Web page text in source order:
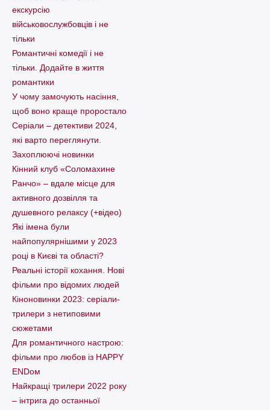
екскурсію
військовослужбовців і не
тільки
Романтичні комедії і не
тільки. Додайте в життя
романтики
У чому замочують насіння,
щоб воно краще проростало
Серіали – детективи 2024,
які варто пеpеглянути.
Захоплюючі новинки
Кінний клуб «Соломахине
Ранчо» – вдале місце для
активного дозвілля та
душевного релаксу (+відео)
Які імена були
найпопулярнішими у 2023
році в Києві та області?
Реальні історії кохання. Нові
фільми про відомих людей
Кіноновинки 2023: серіали-
трилери з нетиповими
сюжетами
Для романтичного настрою:
фільми про любов із HAPPY
ENDом
Найкращі трилери 2022 року
– інтрига до останньої